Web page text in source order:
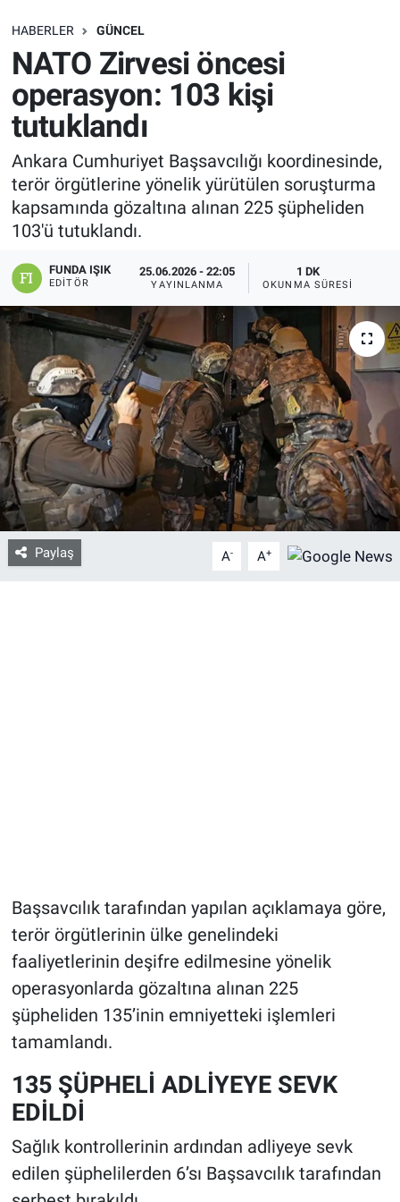
HABERLER GÜNCEL
NATO Zirvesi öncesi
operasyon: 103 kişi
tutuklandı
Ankara Cumhuriyet Başsavcılığı koordinesinde,
terör örgütlerine yönelik yürütülen soruşturma
kapsamında gözaltına alınan 225 şüpheliden
103'ü tutuklandı.
FUNDA IŞIK
EDITÖR
25.06.2026 - 22:05
YAYINLANMA
1 DK
OKUNMA SÜRESI
Paylaş A- A+
Başsavcılık tarafından yapılan açıklamaya göre,
terör örgütlerinin ülke genelindeki
faaliyetlerinin deşifre edilmesine yönelik
operasyonlarda gözaltına alınan 225
şüpheliden 135’inin emniyetteki işlemleri
tamamlandı.
135 ŞÜPHELİ ADLİYEYE SEVK
EDİLDİ
Sağlık kontrollerinin ardından adliyeye sevk
edilen şüphelilerden 6’sı Başsavcılık tarafından
SAĞLIK
EKONOMİ
EĞİTİM
ÖZEL HABER
Keşfet
ASTROLOJİ
MANŞET
RESMİ İLANLAR
İLAN
Bize ulaşın
İletişim/Künye
Yaşam